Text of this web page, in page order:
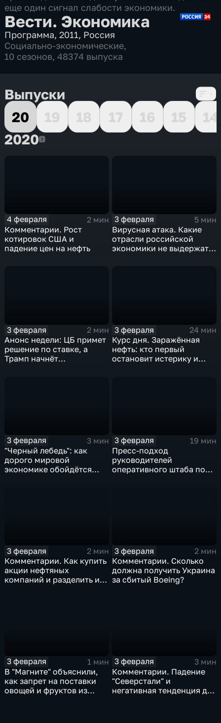
еще один сигнал слабости экономики.
Вести. Экономика
Программа,2011, Россия
Социально-экономические,
10 сезонов, 48374 выпуска
Выпуски
20
19 18 17 16 15
14
20202020
4 февраля
2 мин
Комментарии. Рост
котировок США и
падение цен на нефть
3 февраля
5 мин
Вирусная атака. Какие
отрасли российской
экономики не выдержат
3 февраля
2 мин
Анонс недели: ЦБ примет
решение по ставке, а
Трамп начнёт
3 февраля
24 мин
Курс дня. Заражённая
нефть: кто первый
остановит истерику и
3 февраля
3 мин
"Черный лебедь": как
дорого мировой
экономике обойдётся
3 февраля
19 мин
Пресс-подход
руководителей
оперативного штаба по
3 февраля
2 мин
Комментарии. Как купить
акции нефтяных
компаний и разделить их
3 февраля
2 мин
Комментарии. Сколько
должна получить Украина
за сбитый Boeing?
3 февраля
1 мин
В "Магните" объяснили,
как запрет на поставки
овощей и фруктов из
3 февраля
3 мин
Комментарии. Падение
"Северстали" и
негативная тенденция для